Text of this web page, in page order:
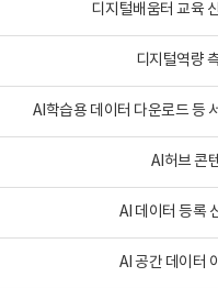
디지털배움터 교육
디지털역량
AI학습용 데이터 다운로드 등
AI허브 콘
AI 데이터 등록
AI 공간 데이터